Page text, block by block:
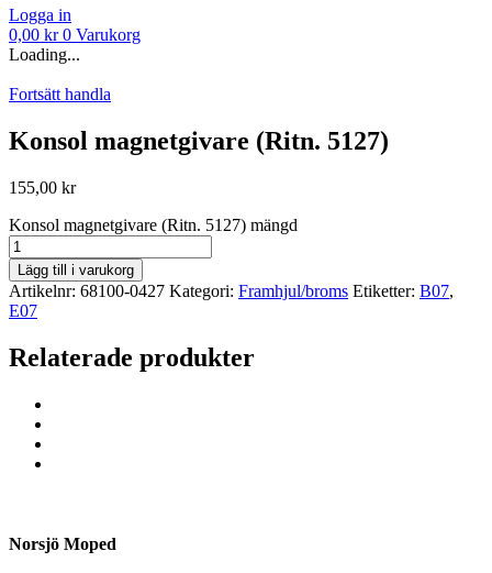
Logga in
0,00 kr 0 Varukorg
Loading...
Fortsätt handla
Konsol magnetgivare (Ritn. 5127)
155,00 kr
Konsol magnetgivare (Ritn. 5127) mängd
Lägg till i varukorg
Artikelnr: 68100-0427 Kategori: Framhjul/broms Etiketter: B07,
E07
Relaterade produkter
Norsjö Moped